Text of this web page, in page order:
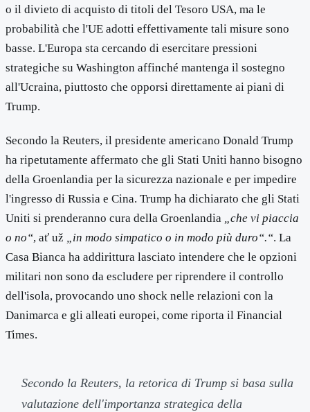
o il divieto di acquisto di titoli del Tesoro USA, ma le
probabilità che l'UE adotti effettivamente tali misure sono
basse. L'Europa sta cercando di esercitare pressioni
strategiche su Washington affinché mantenga il sostegno
all'Ucraina, piuttosto che opporsi direttamente ai piani di
Trump.
Secondo la Reuters, il presidente americano Donald Trump
ha ripetutamente affermato che gli Stati Uniti hanno bisogno
della Groenlandia per la sicurezza nazionale e per impedire
l'ingresso di Russia e Cina. Trump ha dichiarato che gli Stati
Uniti si prenderanno cura della Groenlandia „che vi piaccia
o no“, ať už „in modo simpatico o in modo più duro“.“. La
Casa Bianca ha addirittura lasciato intendere che le opzioni
militari non sono da escludere per riprendere il controllo
dell'isola, provocando uno shock nelle relazioni con la
Danimarca e gli alleati europei, come riporta il Financial
Times.
Secondo la Reuters, la retorica di Trump si basa sulla
valutazione dell'importanza strategica della